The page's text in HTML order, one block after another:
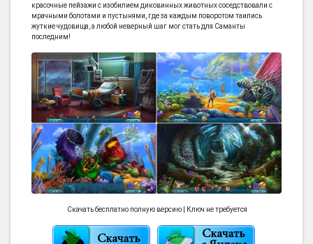
красочные пейзажи с изобилием диковинных животных соседствовали с
мрачными болотами и пустынями, где за каждым поворотом таились
жуткие чудовища, а любой неверный шаг мог стать для Саманты
последним!
Скачать бесплатно полную версию | Ключ не требуется